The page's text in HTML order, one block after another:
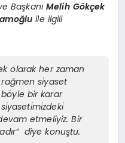
Başkanı Melih Gökçek
ile ilgili
olarak her zaman
si̇yaset
bi̇r karar
etmeli̇yi̇z. Bi̇r
diye konuştu.